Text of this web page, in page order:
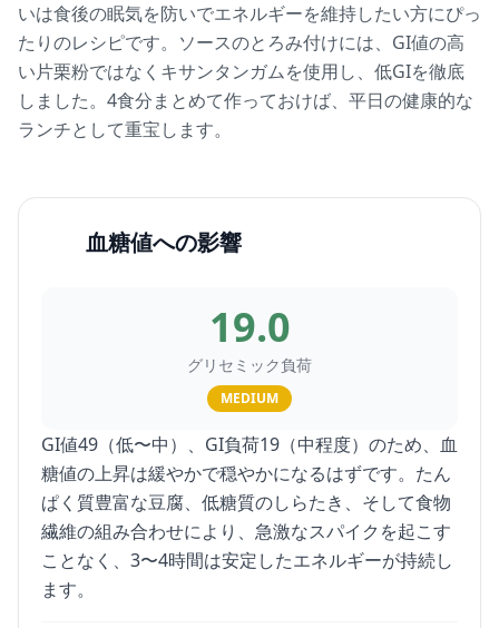
いは食後の眠気を防いでエネルギーを維持したい方にぴっ
たりのレシピです。ソースのとろみ付けには、GI値の高
い片栗粉ではなくキサンタンガムを使用し、低GIを徹底
しました。4食分まとめて作っておけば、平日の健康的な
ランチとして重宝します。
血糖値への影響
19.0
グリセミック負荷
MEDIUM
GI値49（低〜中）、GI負荷19（中程度）のため、血
糖値の上昇は緩やかで穏やかになるはずです。たん
ぱく質豊富な豆腐、低糖質のしらたき、そして食物
繊維の組み合わせにより、急激なスパイクを起こす
ことなく、3〜4時間は安定したエネルギーが持続し
ます。